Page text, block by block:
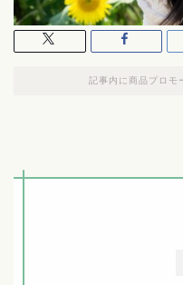
記事内に商品プロモ